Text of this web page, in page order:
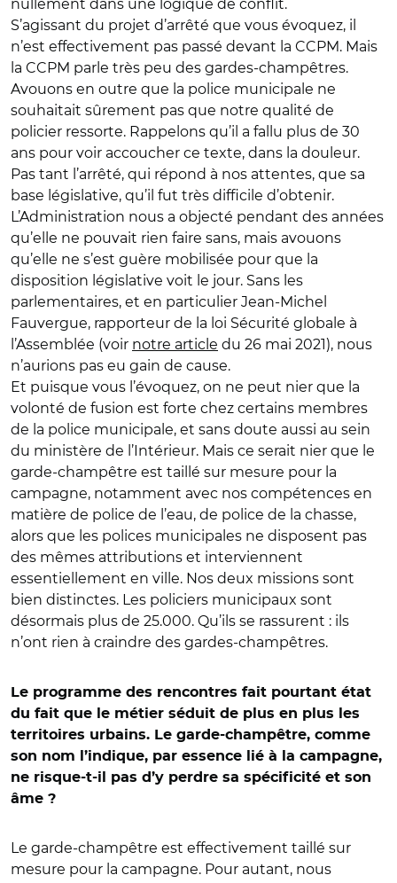
nullement dans une logique de conflit.
S’agissant du projet d’arrêté que vous évoquez, il
n’est effectivement pas passé devant la CCPM. Mais
la CCPM parle très peu des gardes-champêtres.
Avouons en outre que la police municipale ne
souhaitait sûrement pas que notre qualité de
policier ressorte. Rappelons qu’il a fallu plus de 30
ans pour voir accoucher ce texte, dans la douleur.
Pas tant l’arrêté, qui répond à nos attentes, que sa
base législative, qu’il fut très difficile d’obtenir.
L’Administration nous a objecté pendant des années
qu’elle ne pouvait rien faire sans, mais avouons
qu’elle ne s’est guère mobilisée pour que la
disposition législative voit le jour. Sans les
parlementaires, et en particulier Jean-Michel
Fauvergue, rapporteur de la loi Sécurité globale à
l’Assemblée (voir notre article du 26 mai 2021), nous
n’aurions pas eu gain de cause.
Et puisque vous l’évoquez, on ne peut nier que la
volonté de fusion est forte chez certains membres
de la police municipale, et sans doute aussi au sein
du ministère de l’Intérieur. Mais ce serait nier que le
garde-champêtre est taillé sur mesure pour la
campagne, notamment avec nos compétences en
matière de police de l’eau, de police de la chasse,
alors que les polices municipales ne disposent pas
des mêmes attributions et interviennent
essentiellement en ville. Nos deux missions sont
bien distinctes. Les policiers municipaux sont
désormais plus de 25.000. Qu’ils se rassurent : ils
n’ont rien à craindre des gardes-champêtres.
Le programme des rencontres fait pourtant état
du fait que le métier séduit de plus en plus les
territoires urbains. Le garde-champêtre, comme
son nom l’indique, par essence lié à la campagne,
ne risque-t-il pas d’y perdre sa spécificité et son
âme ?
Le garde-champêtre est effectivement taillé sur
mesure pour la campagne. Pour autant, nous